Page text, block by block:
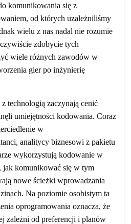
komunikowania się z
od których uzależniliśmy
wielu z nas nadal nie rozumie
zdobycie tych
wiele różnych zawodów w
gier po inżynierię
technologią zaczynają cenić
umiejętności kodowania. Coraz
w
analitycy biznesowi z pakietu
wykorzystują kodowanie w
jak komunikować się w tym
nowe ścieżki wprowadzania
Na poziomie osobistym ta
oprogramowania oznacza, że
zależni od preferencji i planów